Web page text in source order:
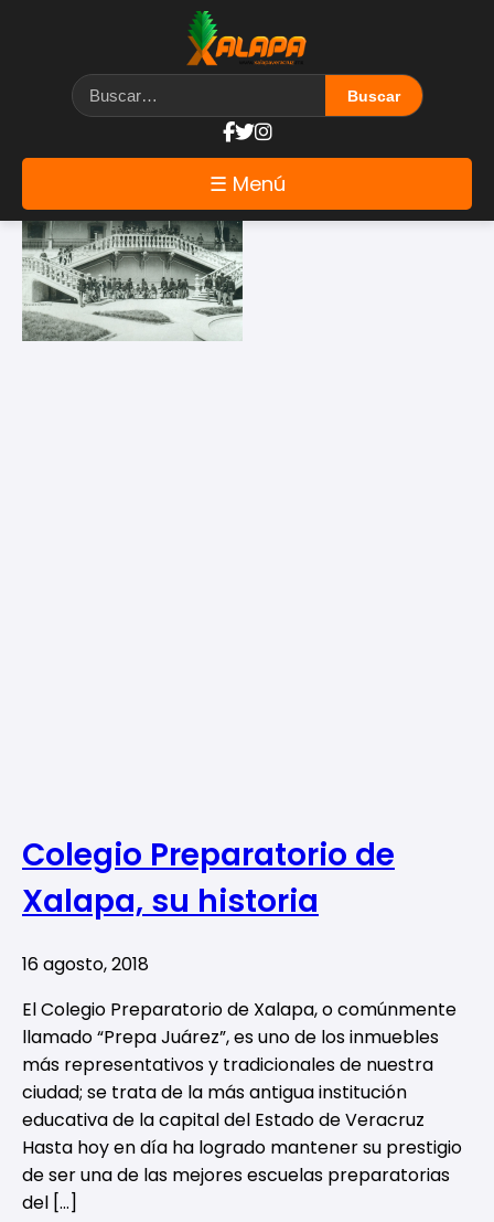
☰ Menú
Etiqueta: Prepa Juarez
Colegio Preparatorio de
Xalapa, su historia
16 agosto, 2018
El Colegio Preparatorio de Xalapa, o comúnmente
llamado “Prepa Juárez”, es uno de los inmuebles
más representativos y tradicionales de nuestra
ciudad; se trata de la más antigua institución
educativa de la capital del Estado de Veracruz
Hasta hoy en día ha logrado mantener su prestigio
de ser una de las mejores escuelas preparatorias
del […]